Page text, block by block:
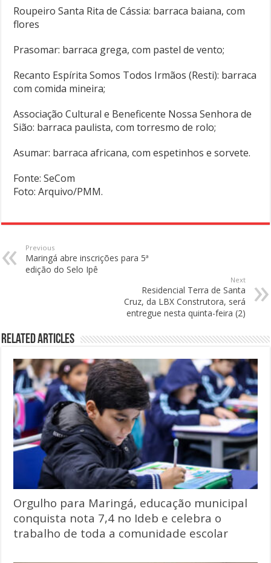
Roupeiro Santa Rita de Cássia: barraca baiana, com
flores
Prasomar: barraca grega, com pastel de vento;
Recanto Espírita Somos Todos Irmãos (Resti): barraca
com comida mineira;
Associação Cultural e Beneficente Nossa Senhora de
Sião: barraca paulista, com torresmo de rolo;
Asumar: barraca africana, com espetinhos e sorvete.
Fonte: SeCom
Foto: Arquivo/PMM.
Previous
Maringá abre inscrições para 5ª
edição do Selo Ipê
Next
Residencial Terra de Santa
Cruz, da LBX Construtora, será
entregue nesta quinta-feira (2)
Related Articles
Orgulho para Maringá, educação municipal
conquista nota 7,4 no Ideb e celebra o
trabalho de toda a comunidade escolar